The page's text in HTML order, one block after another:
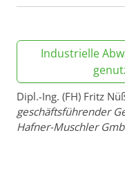
Industrielle
Dipl.-Ing. (FH) Fritz
geschäftsführender
Hafner-Muschler